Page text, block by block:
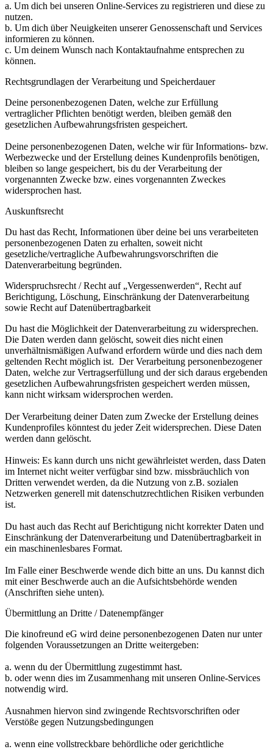
a. Um dich bei unseren Online-Services zu registrieren und diese zu
nutzen.
b. Um dich über Neuigkeiten unserer Genossenschaft und Services
informieren zu können.
c. Um deinem Wunsch nach Kontaktaufnahme entsprechen zu
können.
Rechtsgrundlagen der Verarbeitung und Speicherdauer
Deine personenbezogenen Daten, welche zur Erfüllung
vertraglicher Pflichten benötigt werden, bleiben gemäß den
gesetzlichen Aufbewahrungsfristen gespeichert.
Deine personenbezogenen Daten, welche wir für Informations- bzw.
Werbezwecke und der Erstellung deines Kundenprofils benötigen,
bleiben so lange gespeichert, bis du der Verarbeitung der
vorgenannten Zwecke bzw. eines vorgenannten Zweckes
widersprochen hast.
Auskunftsrecht
Du hast das Recht, Informationen über deine bei uns verarbeiteten
personenbezogenen Daten zu erhalten, soweit nicht
gesetzliche/vertragliche Aufbewahrungsvorschriften die
Datenverarbeitung begründen.
Widerspruchsrecht / Recht auf „Vergessenwerden“, Recht auf
Berichtigung, Löschung, Einschränkung der Datenverarbeitung
sowie Recht auf Datenübertragbarkeit
Du hast die Möglichkeit der Datenverarbeitung zu widersprechen.
Die Daten werden dann gelöscht, soweit dies nicht einen
unverhältnismäßigen Aufwand erfordern würde und dies nach dem
geltenden Recht möglich ist. Der Verarbeitung personenbezogener
Daten, welche zur Vertragserfüllung und der sich daraus ergebenden
gesetzlichen Aufbewahrungsfristen gespeichert werden müssen,
kann nicht wirksam widersprochen werden.
Der Verarbeitung deiner Daten zum Zwecke der Erstellung deines
Kundenprofiles könntest du jeder Zeit widersprechen. Diese Daten
werden dann gelöscht.
Hinweis: Es kann durch uns nicht gewährleistet werden, dass Daten
im Internet nicht weiter verfügbar sind bzw. missbräuchlich von
Dritten verwendet werden, da die Nutzung von z.B. sozialen
Netzwerken generell mit datenschutzrechtlichen Risiken verbunden
ist.
Du hast auch das Recht auf Berichtigung nicht korrekter Daten und
Einschränkung der Datenverarbeitung und Datenübertragbarkeit in
ein maschinenlesbares Format.
Im Falle einer Beschwerde wende dich bitte an uns. Du kannst dich
mit einer Beschwerde auch an die Aufsichtsbehörde wenden
(Anschriften siehe unten).
Übermittlung an Dritte / Datenempfänger
Die kinofreund eG wird deine personenbezogenen Daten nur unter
folgenden Voraussetzungen an Dritte weitergeben:
a. wenn du der Übermittlung zugestimmt hast.
b. oder wenn dies im Zusammenhang mit unseren Online-Services
notwendig wird.
Ausnahmen hiervon sind zwingende Rechtsvorschriften oder
Verstöße gegen Nutzungsbedingungen
a. wenn eine vollstreckbare behördliche oder gerichtliche